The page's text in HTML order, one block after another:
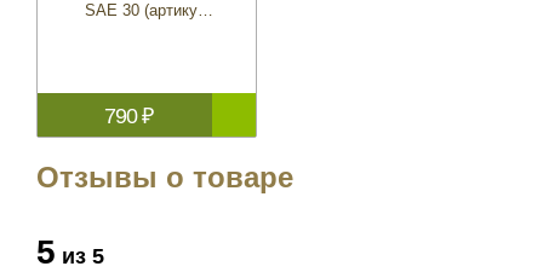
SAE 30 (артикул
790 ₽
Отзывы о товаре
5 из 5